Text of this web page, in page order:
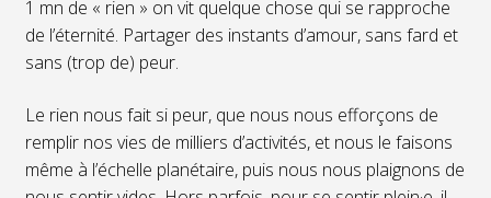
1 mn de « rien » on vit quelque chose qui se rapproche
de l’éternité. Partager des instants d’amour, sans fard et
sans (trop de) peur.
Le rien nous fait si peur, que nous nous efforçons de
remplir nos vies de milliers d’activités, et nous le faisons
même à l’échelle planétaire, puis nous nous plaignons de